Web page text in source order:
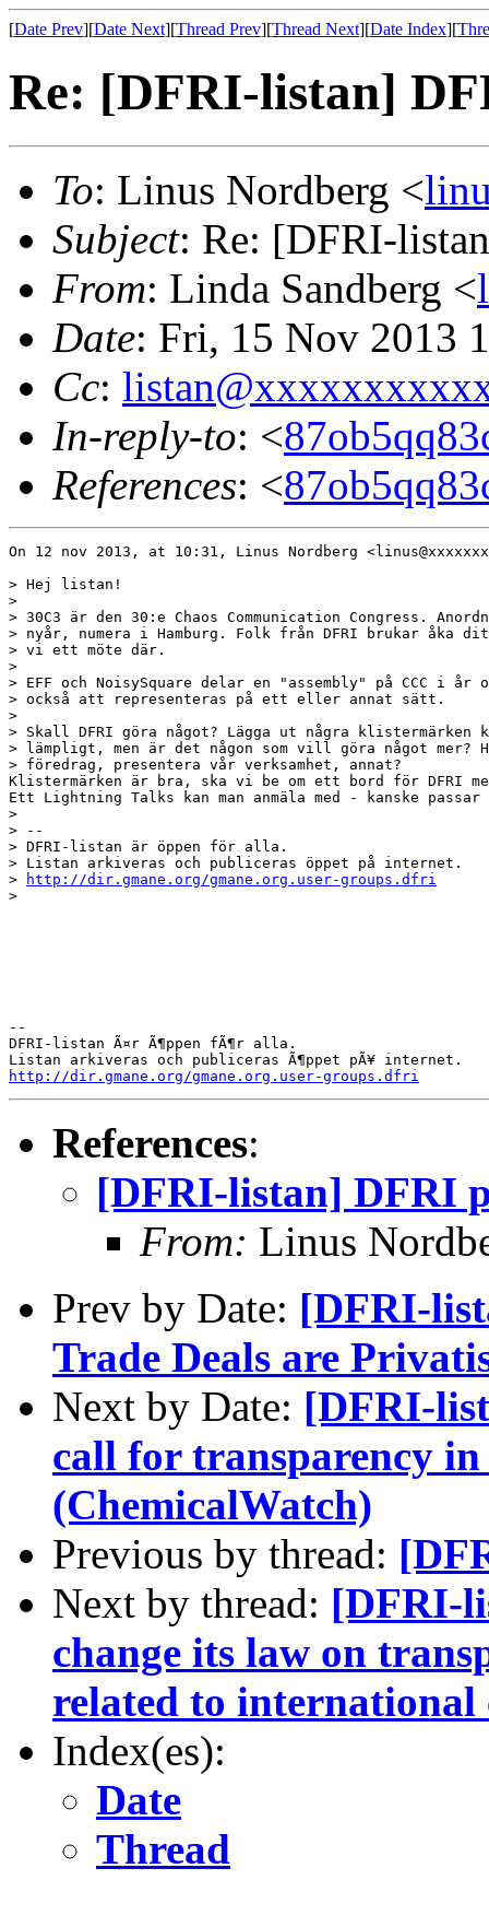
[Date Prev][Date Next][Thread Prev][Thread Next][Date Index][
Re: [DFRI-listan]
To: Linus Nordberg <
Subject: Re: [DFRI-
From: Linda Sandberg <
Date: Fri, 15 Nov 2013
Cc:
In-reply-to: <
References: <
On 12 nov 2013, at 10:31, Linus Nordberg
> Hej listan!
>
> 30C3 är den 30:e Chaos Communication Congress.
> nyår, numera i Hamburg. Folk från DFRI brukar åka
> vi ett möte där.
>
> EFF och NoisySquare delar en "assembly" på CCC i år
> också att representeras på ett eller annat sätt.
>
> Skall DFRI göra något? Lägga ut några klistermärken
> lämpligt, men är det någon som vill göra något mer?
> föredrag, presentera vår verksamhet, annat?
Klistermärken är bra, ska vi be om ett bord för DFRI
Ett Lightning Talks kan man anmäla med - kanske
>
> --
> DFRI-listan är öppen för alla.
> Listan arkiveras och publiceras öppet på internet.
>
http://dir.gmane.org/gmane.org.user-groups.dfri
>
--
DFRI-listan Ã¤r Ã¶ppen fÃ¶r alla.
http://dir.gmane.org/gmane.org.user-groups.dfri
References:
[DFRI-listan] DFRI
From: Linus
Prev by Date: [DFRI-
Trade Deals are
Next by Date: [DFRI-
call for transparency
(ChemicalWatch)
Previous by thread:
Next by thread: [DFRI-
change its law on
related to international
Index(es):
Date
Thread